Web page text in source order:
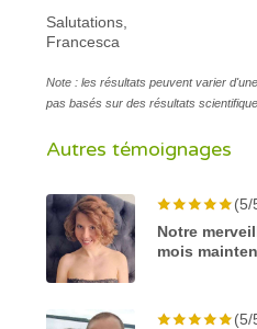
Salutations,
Francesca
Note : les résultats peuvent varier
pas basés sur des résultats
Autres témoignages
(5/
Notre
mois
(5/